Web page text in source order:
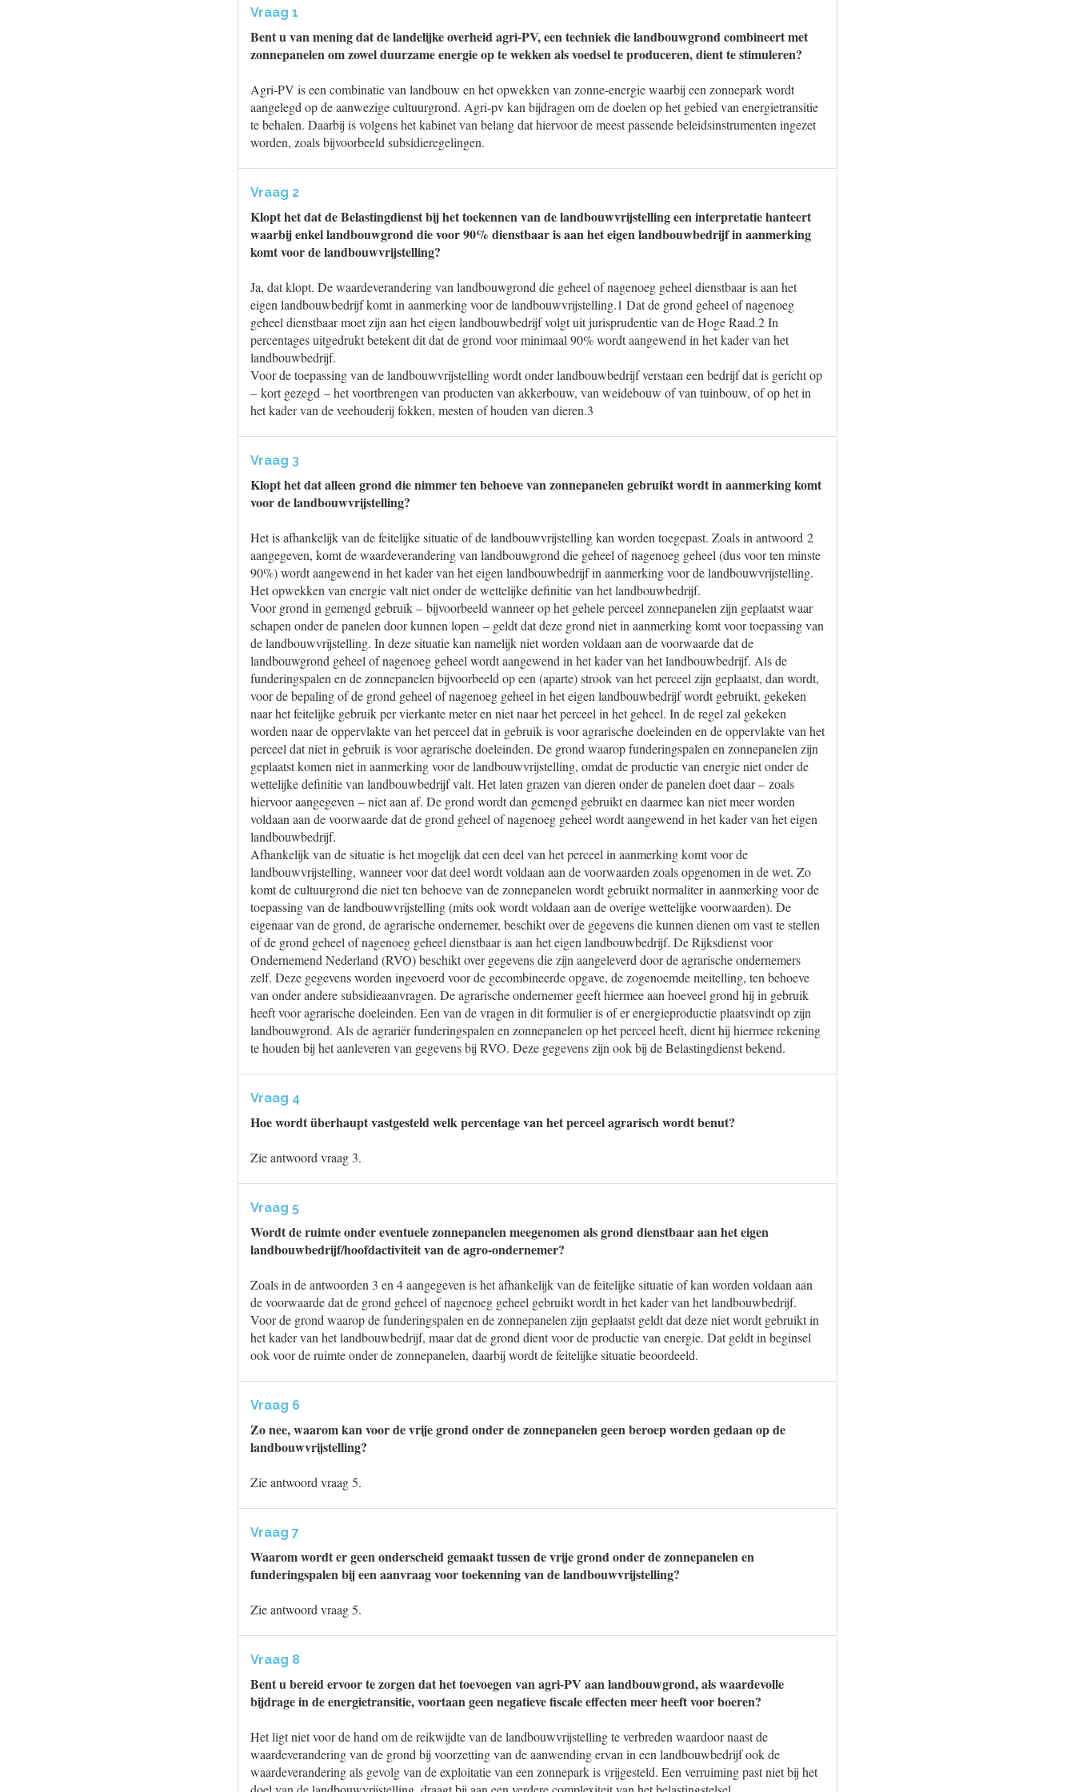
Vraag 1
Bent u van mening dat de landelijke overheid agri-PV, een techniek die landbouwgrond combineert met
zonnepanelen om zowel duurzame energie op te wekken als voedsel te produceren, dient te stimuleren?
Agri-PV is een combinatie van landbouw en het opwekken van zonne-energie waarbij een zonnepark wordt
aangelegd op de aanwezige cultuurgrond. Agri-pv kan bijdragen om de doelen op het gebied van energietransitie
te behalen. Daarbij is volgens het kabinet van belang dat hiervoor de meest passende beleidsinstrumenten ingezet
worden, zoals bijvoorbeeld subsidieregelingen.
Vraag 2
Klopt het dat de Belastingdienst bij het toekennen van de landbouwvrijstelling een interpretatie hanteert
waarbij enkel landbouwgrond die voor 90% dienstbaar is aan het eigen landbouwbedrijf in aanmerking
komt voor de landbouwvrijstelling?
Ja, dat klopt. De waardeverandering van landbouwgrond die geheel of nagenoeg geheel dienstbaar is aan het
eigen landbouwbedrijf komt in aanmerking voor de landbouwvrijstelling.1 Dat de grond geheel of nagenoeg
geheel dienstbaar moet zijn aan het eigen landbouwbedrijf volgt uit jurisprudentie van de Hoge Raad.2 In
percentages uitgedrukt betekent dit dat de grond voor minimaal 90% wordt aangewend in het kader van het
landbouwbedrijf.
Voor de toepassing van de landbouwvrijstelling wordt onder landbouwbedrijf verstaan een bedrijf dat is gericht op
– kort gezegd – het voortbrengen van producten van akkerbouw, van weidebouw of van tuinbouw, of op het in
het kader van de veehouderij fokken, mesten of houden van dieren.3
Vraag 3
Klopt het dat alleen grond die nimmer ten behoeve van zonnepanelen gebruikt wordt in aanmerking komt
voor de landbouwvrijstelling?
Het is afhankelijk van de feitelijke situatie of de landbouwvrijstelling kan worden toegepast. Zoals in antwoord 2
aangegeven, komt de waardeverandering van landbouwgrond die geheel of nagenoeg geheel (dus voor ten minste
90%) wordt aangewend in het kader van het eigen landbouwbedrijf in aanmerking voor de landbouwvrijstelling.
Het opwekken van energie valt niet onder de wettelijke definitie van het landbouwbedrijf.
Voor grond in gemengd gebruik – bijvoorbeeld wanneer op het gehele perceel zonnepanelen zijn geplaatst waar
schapen onder de panelen door kunnen lopen – geldt dat deze grond niet in aanmerking komt voor toepassing van
de landbouwvrijstelling. In deze situatie kan namelijk niet worden voldaan aan de voorwaarde dat de
landbouwgrond geheel of nagenoeg geheel wordt aangewend in het kader van het landbouwbedrijf. Als de
funderingspalen en de zonnepanelen bijvoorbeeld op een (aparte) strook van het perceel zijn geplaatst, dan wordt,
voor de bepaling of de grond geheel of nagenoeg geheel in het eigen landbouwbedrijf wordt gebruikt, gekeken
naar het feitelijke gebruik per vierkante meter en niet naar het perceel in het geheel. In de regel zal gekeken
worden naar de oppervlakte van het perceel dat in gebruik is voor agrarische doeleinden en de oppervlakte van het
perceel dat niet in gebruik is voor agrarische doeleinden. De grond waarop funderingspalen en zonnepanelen zijn
geplaatst komen niet in aanmerking voor de landbouwvrijstelling, omdat de productie van energie niet onder de
wettelijke definitie van landbouwbedrijf valt. Het laten grazen van dieren onder de panelen doet daar – zoals
hiervoor aangegeven – niet aan af. De grond wordt dan gemengd gebruikt en daarmee kan niet meer worden
voldaan aan de voorwaarde dat de grond geheel of nagenoeg geheel wordt aangewend in het kader van het eigen
landbouwbedrijf.
Afhankelijk van de situatie is het mogelijk dat een deel van het perceel in aanmerking komt voor de
landbouwvrijstelling, wanneer voor dat deel wordt voldaan aan de voorwaarden zoals opgenomen in de wet. Zo
komt de cultuurgrond die niet ten behoeve van de zonnepanelen wordt gebruikt normaliter in aanmerking voor de
toepassing van de landbouwvrijstelling (mits ook wordt voldaan aan de overige wettelijke voorwaarden). De
eigenaar van de grond, de agrarische ondernemer, beschikt over de gegevens die kunnen dienen om vast te stellen
of de grond geheel of nagenoeg geheel dienstbaar is aan het eigen landbouwbedrijf. De Rijksdienst voor
Ondernemend Nederland (RVO) beschikt over gegevens die zijn aangeleverd door de agrarische ondernemers
zelf. Deze gegevens worden ingevoerd voor de gecombineerde opgave, de zogenoemde meitelling, ten behoeve
van onder andere subsidieaanvragen. De agrarische ondernemer geeft hiermee aan hoeveel grond hij in gebruik
heeft voor agrarische doeleinden. Een van de vragen in dit formulier is of er energieproductie plaatsvindt op zijn
landbouwgrond. Als de agrariër funderingspalen en zonnepanelen op het perceel heeft, dient hij hiermee rekening
te houden bij het aanleveren van gegevens bij RVO. Deze gegevens zijn ook bij de Belastingdienst bekend.
Vraag 4
Hoe wordt überhaupt vastgesteld welk percentage van het perceel agrarisch wordt benut?
Zie antwoord vraag 3.
Vraag 5
Wordt de ruimte onder eventuele zonnepanelen meegenomen als grond dienstbaar aan het eigen
landbouwbedrijf/hoofdactiviteit van de agro-ondernemer?
Zoals in de antwoorden 3 en 4 aangegeven is het afhankelijk van de feitelijke situatie of kan worden voldaan aan
de voorwaarde dat de grond geheel of nagenoeg geheel gebruikt wordt in het kader van het landbouwbedrijf.
Voor de grond waarop de funderingspalen en de zonnepanelen zijn geplaatst geldt dat deze niet wordt gebruikt in
het kader van het landbouwbedrijf, maar dat de grond dient voor de productie van energie. Dat geldt in beginsel
ook voor de ruimte onder de zonnepanelen, daarbij wordt de feitelijke situatie beoordeeld.
Vraag 6
Zo nee, waarom kan voor de vrije grond onder de zonnepanelen geen beroep worden gedaan op de
landbouwvrijstelling?
Zie antwoord vraag 5.
Vraag 7
Waarom wordt er geen onderscheid gemaakt tussen de vrije grond onder de zonnepanelen en
funderingspalen bij een aanvraag voor toekenning van de landbouwvrijstelling?
Zie antwoord vraag 5.
Vraag 8
Bent u bereid ervoor te zorgen dat het toevoegen van agri-PV aan landbouwgrond, als waardevolle
bijdrage in de energietransitie, voortaan geen negatieve fiscale effecten meer heeft voor boeren?
Het ligt niet voor de hand om de reikwijdte van de landbouwvrijstelling te verbreden waardoor naast de
waardeverandering van de grond bij voorzetting van de aanwending ervan in een landbouwbedrijf ook de
waardeverandering als gevolg van de exploitatie van een zonnepark is vrijgesteld. Een verruiming past niet bij het